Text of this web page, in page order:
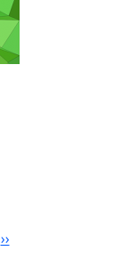
Neste side
››